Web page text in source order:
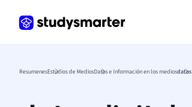
ResumenesEstudios de MediosDatos e Información en los medios